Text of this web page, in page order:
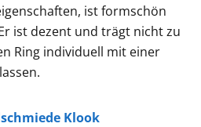
ist formschön
ist dezent und trägt nicht zu
Ring individuell mit einer
Klook